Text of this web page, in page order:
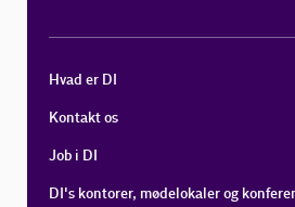
Hvad er DI
Kontakt os
Job i DI
DI's kontorer, mødelokaler og